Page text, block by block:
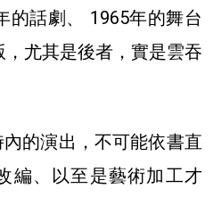
的話劇、 1965年的舞台
尤其是後者，實是雲吞
的演出，不可能依書直
編、以至是藝術加工才